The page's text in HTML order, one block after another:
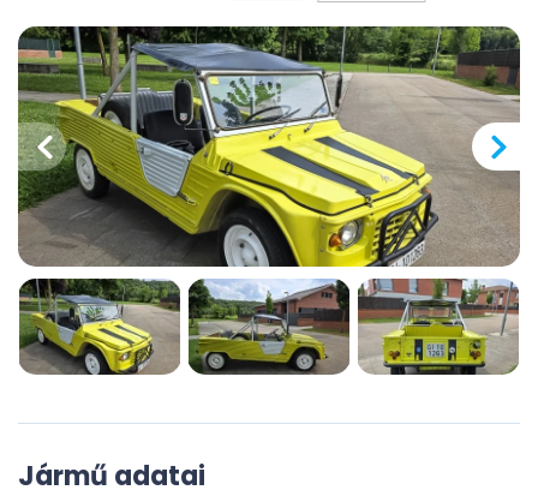
Jármű adatai